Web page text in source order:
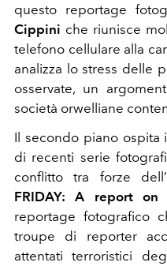
questo reportage
Cippini che riunisce
telefono cellulare alla
analizza lo stress delle
osservate, un
società orwelliane
Il secondo piano ospita
di recenti serie
conflitto tra forze
FRIDAY: A report on
reportage fotografico
troupe di reporter
attentati terroristici